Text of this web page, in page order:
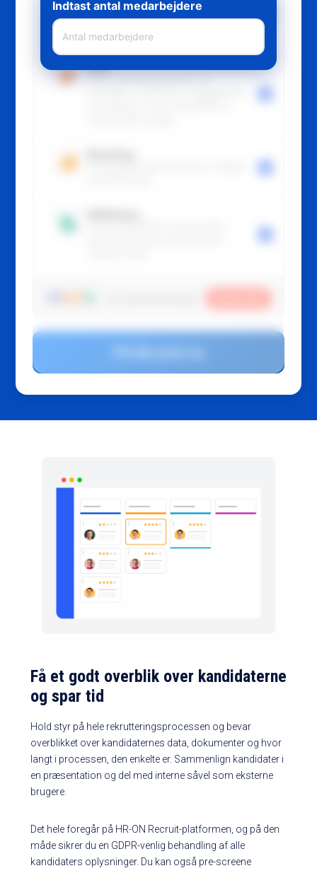
Alt til rekruttering fra tiltrækning til
ansættelse: karriereside, screening,
kommunikation, compliance.
Hele medarbejderrejsen fra
Indtast antal medarbejdere
Få et godt overblik over kandidaterne
og spar tid
Hold styr på hele rekrutteringsprocessen og bevar
overblikket over kandidaternes data, dokumenter og hvor
langt i processen, den enkelte er. Sammenlign kandidater i
en præsentation og del med interne såvel som eksterne
brugere.
Det hele foregår på HR-ON Recruit-platformen, og på den
måde sikrer du en GDPR-venlig behandling af alle
kandidaters oplysninger. Du kan også pre-screene